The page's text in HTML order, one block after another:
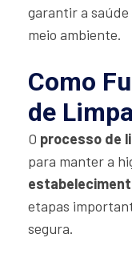
garantir a saúde
meio ambiente.
Como
de
O processo de
para manter a
etapas
segura.